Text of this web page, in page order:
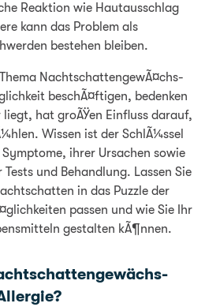
Reaktion wie Hautausschlag
kann das Problem als
bestehen bleiben.
NachtschattengewÃ¤chs-
beschÃ¤ftigen, bedenken
liegt, hat groÃŸen Einfluss darauf,
Wissen ist der SchlÃ¼ssel
ihrer Ursachen sowie
und Behandlung. Lassen Sie
in das Puzzle der
passen und wie Sie Ihr
gestalten kÃ¶nnen.